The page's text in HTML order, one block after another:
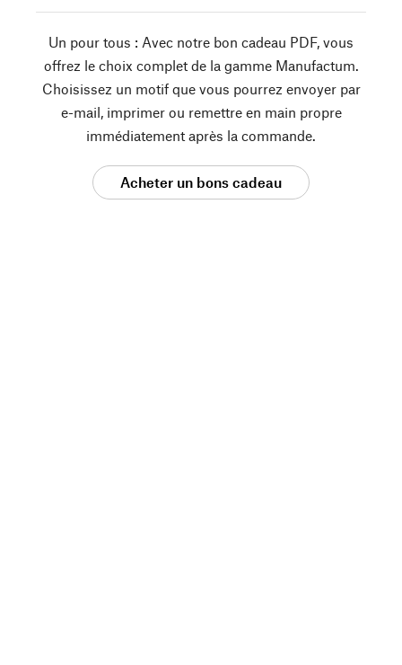
Un pour tous : Avec notre bon cadeau PDF, vous
offrez le choix complet de la gamme Manufactum.
Choisissez un motif que vous pourrez envoyer par
e-mail, imprimer ou remettre en main propre
immédiatement après la commande.
Acheter un bons cadeau